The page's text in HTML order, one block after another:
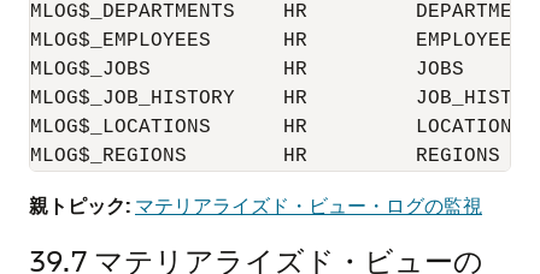
MLOG$_DEPARTMENTS    HR
MLOG$_EMPLOYEES      HR
MLOG$_JOBS           HR         JOBS
MLOG$_JOB_HISTORY    HR
MLOG$_LOCATIONS      HR
MLOG$_REGIONS        HR
親トピック: マテリアライズド・ビュー・ログの監視
39.7 マテリアライズド・ビューの